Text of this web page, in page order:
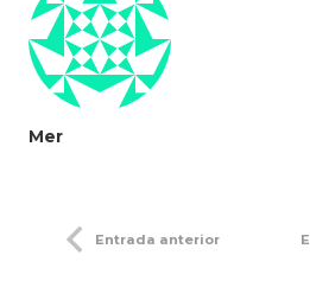
Mer
Entrada anterior